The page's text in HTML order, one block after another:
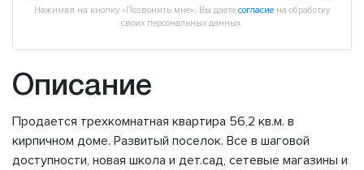
Нажимая на кнопку «Позвонить мне», Вы даете согласие на обработку
своих персональных данных.
Описание
Продается трехкомнатная квартира 56,2 кв.м. в
кирпичном доме. Развитый поселок. Все в шаговой
доступности, новая школа и дет.сад, сетевые магазины и